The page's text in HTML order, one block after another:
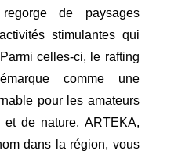
de paysages
stimulantes qui
celles-ci, le rafting
comme une
pour les amateurs
et de nature. ARTEKA,
dans la région, vous